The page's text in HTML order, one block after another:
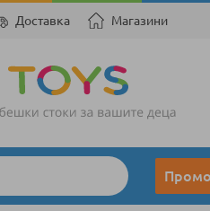
Доставка Магазини